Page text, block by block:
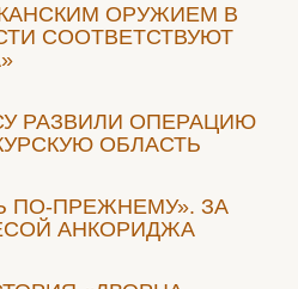
ОРУЖИЕМ В
СООТВЕТСТВУЮТ
РАЗВИЛИ ОПЕРАЦИЮ
ОБЛАСТЬ
ПО-ПРЕЖНЕМУ». ЗА
АНКОРИДЖА